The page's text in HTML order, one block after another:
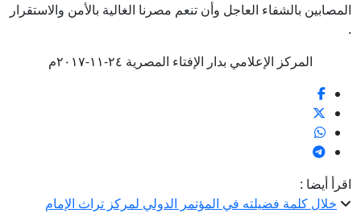
المصابين بالشفاء العاجل وأن تنعم مصرنا الغالية بالأمن والاستقرار
المركز الإعلامي بدار الإفتاء المصرية ٢٤-١١-٢٠١٧م
اقرأ أيضا :
خلال كلمة فضيلته في المؤتمر الدولي لمركز تراث الإمام